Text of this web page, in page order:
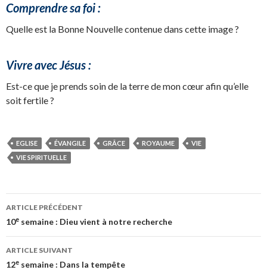
Comprendre sa foi :
Quelle est la Bonne Nouvelle contenue dans cette image ?
Vivre avec Jésus :
Est-ce que je prends soin de la terre de mon cœur afin qu’elle
soit fertile ?
EGLISE ÉVANGILE GRÂCE ROYAUME
VIE
VIE SPIRITUELLE
Navigation
des
articles
ARTICLE PRÉCÉDENT
10e semaine : Dieu vient à notre recherche
ARTICLE SUIVANT
12e semaine : Dans la tempête